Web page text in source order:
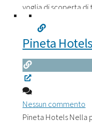
voglia di scoperta
spettacolari.
nei colori, la natura
Pineta Hotels
Nessun commento
Pineta Hotels Nella